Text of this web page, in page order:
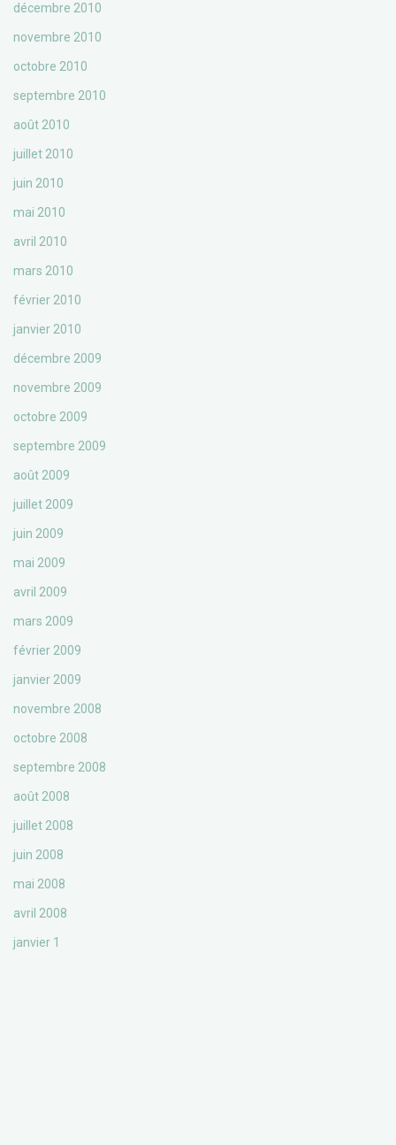
décembre 2010
novembre 2010
octobre 2010
septembre 2010
août 2010
juillet 2010
juin 2010
mai 2010
avril 2010
mars 2010
février 2010
janvier 2010
décembre 2009
novembre 2009
octobre 2009
septembre 2009
août 2009
juillet 2009
juin 2009
mai 2009
avril 2009
mars 2009
février 2009
janvier 2009
novembre 2008
octobre 2008
septembre 2008
août 2008
juillet 2008
juin 2008
mai 2008
avril 2008
janvier 1